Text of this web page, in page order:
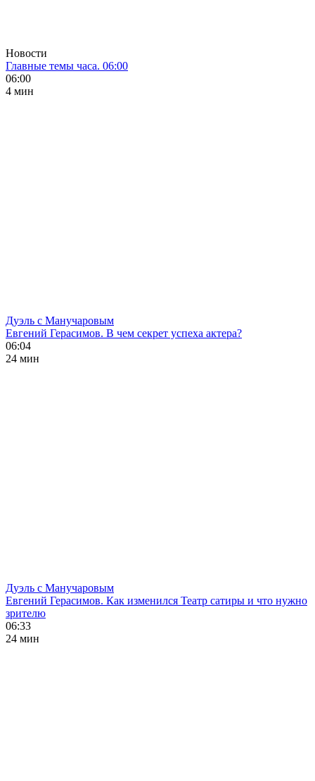
Новости
Главные темы часа. 06:00
06:00
4 мин
Дуэль с Манучаровым
Евгений Герасимов. В чем секрет успеха актера?
06:04
24 мин
Дуэль с Манучаровым
Евгений Герасимов. Как изменился Театр сатиры и что нужно
зрителю
06:33
24 мин